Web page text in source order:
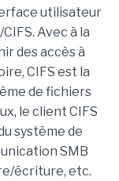
utilisateur
Avec à la
des accès à
CIFS est la
de fichiers
le client CIFS
système de
SMB
écriture, etc.